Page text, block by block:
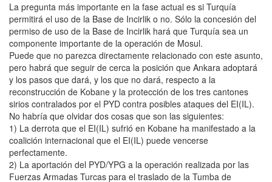
La pregunta más importante en la fase actual es si Turquía
permitirá el uso de la Base de Incirlik o no. Sólo la concesión del
permiso de uso de la Base de Incirlik hará que Turquía sea un
componente importante de la operación de Mosul.
Puede que no parezca directamente relacionado con este asunto,
pero habrá que seguir de cerca la posición que Ankara adoptará
y los pasos que dará, y los que no dará, respecto a la
reconstrucción de Kobane y la protección de los tres cantones
sirios contralados por el PYD contra posibles ataques del EI(IL).
No habría que olvidar dos cosas que son las siguientes:
1) La derrota que el EI(IL) sufrió en Kobane ha manifestado a la
coalición internacional que el EI(IL) puede vencerse
perfectamente.
2) La aportación del PYD/YPG a la operación realizada por las
Fuerzas Armadas Turcas para el traslado de la Tumba de